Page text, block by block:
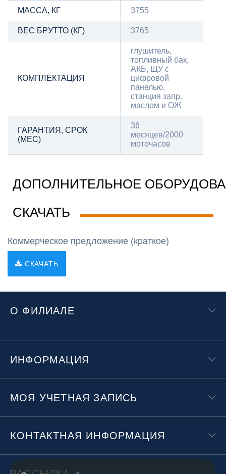
МАССА, КГ 3755
ВЕС БРУТТО (КГ) 3765
КОМПЛЕКТАЦИЯ
глушитель,
топливный бак,
АКБ, ЩУ с
цифровой
панелью,
станция запр.
маслом и ОЖ
ГАРАНТИЯ, СРОК
(МЕС)
36
месяцев/2000
моточасов
ДОПОЛНИТЕЛЬНОЕ
СКАЧАТЬ
Коммерческое предложение (краткое)
СКАЧАТЬ
О ФИЛИАЛЕ
ИНФОРМАЦИЯ
МОЯ УЧЕТНАЯ ЗАПИСЬ
КОНТАКТНАЯ ИНФОРМАЦИЯ